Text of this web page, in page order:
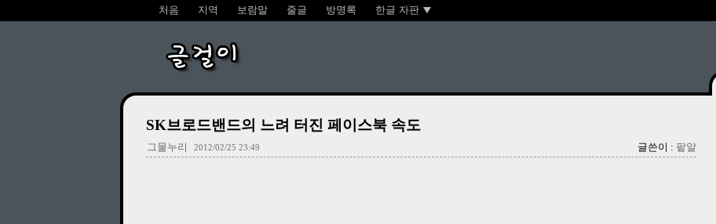
처음 지역 보람말 줄글 방명록 한글 자판
글걸이
SK브로드밴드의 느려 터진 페이스북 속도
그물누리 2012/02/25 23:49 글쓴이 : 팥알